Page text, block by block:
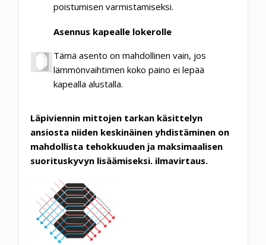
poistumisen varmistamiseksi.
Asennus kapealle lokerolle
Tämä asento on mahdollinen vain, jos
lämmönvaihtimen koko paino ei lepää
kapealla alustalla.
Läpiviennin mittojen tarkan käsittelyn
ansiosta niiden keskinäinen yhdistäminen on
mahdollista tehokkuuden ja maksimaalisen
suorituskyvyn lisäämiseksi. ilmavirtaus.